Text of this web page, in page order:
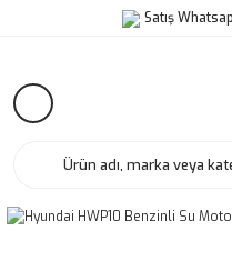
Satış